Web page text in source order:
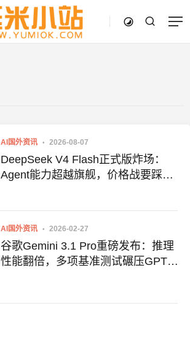
AI国外资讯 2026-08-07
DeepSeek V4 Flash正式版炸场：
Agent能力超越旗舰，价格战要踩刹
AI国外资讯 2026-02-27
谷歌Gemini 3.1 Pro重磅发布：推理
性能翻倍，多项基准测试碾压GPT-